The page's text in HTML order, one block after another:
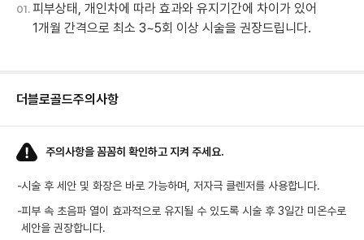
01. 피부상태, 개인차에 따라 효과와 유지기간에 차이가 있어
1개월 간격으로 최소 3~5회 이상 시술을 권장드립니다.
더블로골드주의사항
주의사항을 꼼꼼히 확인하고 지켜 주세요.
-시술 후 세안 및 화장은 바로 가능하며, 저자극 클렌저를 사용합니다.
-피부 속 초음파 열이 효과적으로 유지될 수 있도록 시술 후 3일간 미온수로
세안을 권장합니다.